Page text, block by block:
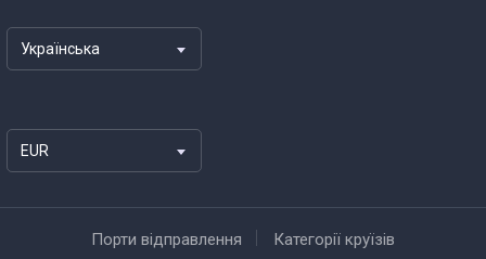
Українська
EUR
Порти відправлення Категорії круїзів